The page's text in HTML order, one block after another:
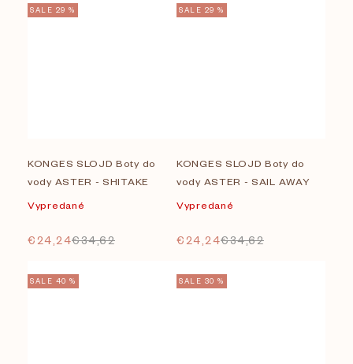
SALE 29 %
KONGES SLOJD Boty do
vody ASTER - SHITAKE
Vypredané
€24,24€34,62
SALE 29 %
KONGES SLOJD Boty do
vody ASTER - SAIL AWAY
Vypredané
€24,24€34,62
SALE 40 % SALE 30 %